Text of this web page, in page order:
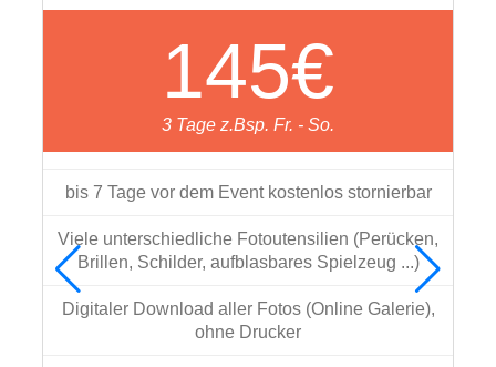
145€
3 Tage z.Bsp. Fr. - So.
bis 7 Tage vor dem Event kostenlos stornierbar
Viele unterschiedliche Fotoutensilien (Perücken,
Brillen, Schilder, aufblasbares Spielzeug ...)
Digitaler Download aller Fotos (Online Galerie),
ohne Drucker